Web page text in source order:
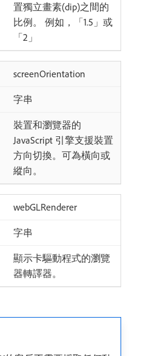
置獨立畫素(dip)之間的
比例。 例如，「1.5」或
「2」
screenOrientation
字串
裝置和瀏覽器的
JavaScript 引擎支援裝置
方向切換。可為橫向或
縱向。
webGLRenderer
字串
顯示卡驅動程式的瀏覽
器轉譯器。